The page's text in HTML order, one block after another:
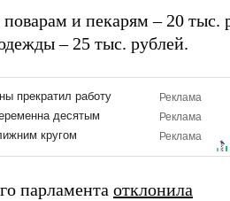
и пекарям – 20 тыс.
– 25 тыс. рублей.
парламента отклонила